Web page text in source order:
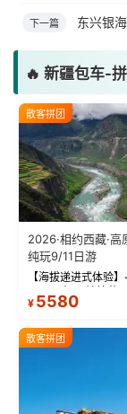
下一篇 东兴银
🔥 新疆包车-
散客拼团
2026·相约西藏·高
纯玩9/11日游
【海拔递进式体验
(2900米)再访拉萨
测 99%游客零高反
反根本不是事儿 ！
拍】-雪山/圣湖/...
¥ 5580
散客拼团